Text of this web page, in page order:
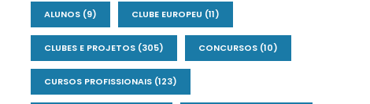
ALUNOS(9) CLUBE EUROPEU (11)
CLUBES E PROJETOS(305) CONCURSOS(10)
CURSOS PROFISSIONAIS(123)